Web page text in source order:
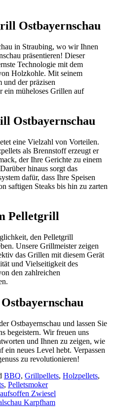
Ostbayernschau
in Straubing, wo wir Ihnen
präsentieren! Dieser
Technologie mit dem
Holzkohle. Mit seinem
und der präzisen
ein müheloses Grillen auf
Ostbayernschau
eine Vielzahl von Vorteilen.
als Brennstoff erzeugt er
der Ihre Gerichte zu einem
hinaus sorgt das
dafür, dass Ihre Speisen
saftigen Steaks bis hin zu zarten
Pelletgrill
den Pelletgrill
Unsere Grillmeister zeigen
das Grillen mit diesem Gerät
und Vielseitigkeit des
den zahlreichen
Ostbayernschau und lassen Sie
begeistern. Wir freuen uns
und Ihnen zu zeigen, wie
neues Level hebt. Verpassen
zu revolutionieren!
BBQ, Grillpellets, Holzpellets,
, Pelletsmoker
Zwiesel
Karpfham